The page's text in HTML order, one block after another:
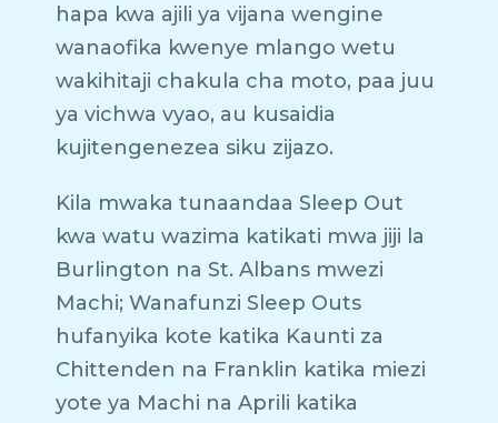
hapa kwa ajili ya vijana wengine
wanaofika kwenye mlango wetu
wakihitaji chakula cha moto, paa juu
ya vichwa vyao, au kusaidia
kujitengenezea siku zijazo.
Kila mwaka tunaandaa Sleep Out
kwa watu wazima katikati mwa jiji la
Burlington na St. Albans mwezi
Machi; Wanafunzi Sleep Outs
hufanyika kote katika Kaunti za
Chittenden na Franklin katika miezi
yote ya Machi na Aprili katika